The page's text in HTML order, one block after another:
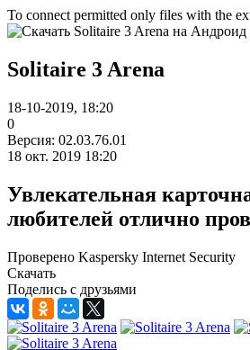
To connect permitted only files with the
Solitaire 3 Arena
18-10-2019, 18:20
0
Версия: 02.03.76.01
18 окт. 2019 18:20
Увлекательная
любителей отлично
Проверено Kaspersky Internet Security
Скачать
Поделись с друзьями